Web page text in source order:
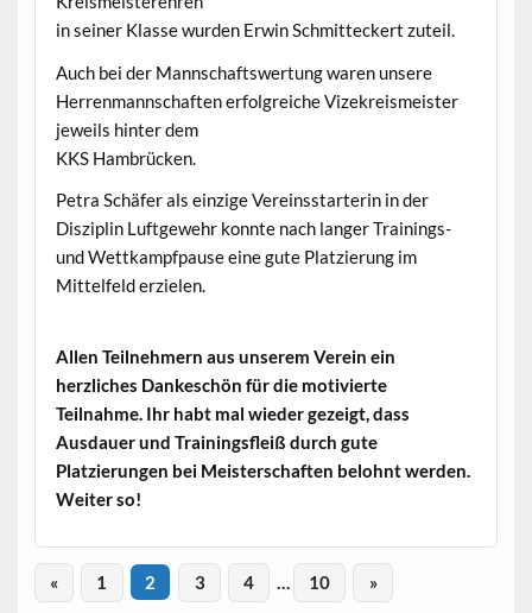
in seiner Klasse wurden Erwin Schmitteckert zuteil.
Auch bei der Mannschaftswertung waren unsere
Herrenmannschaften erfolgreiche Vizekreismeister
jeweils hinter dem
KKS Hambrücken.
Petra Schäfer als einzige Vereinsstarterin in der
Disziplin Luftgewehr konnte nach langer Trainings-
und Wettkampfpause eine gute Platzierung im
Mittelfeld erzielen.
Allen Teilnehmern aus unserem Verein ein
herzliches Dankeschön für die motivierte
Teilnahme. Ihr habt mal wieder gezeigt, dass
Ausdauer und Trainingsfleiß durch gute
Platzierungen bei Meisterschaften belohnt werden.
Weiter so!
« 1 2 3 4 … 10 »